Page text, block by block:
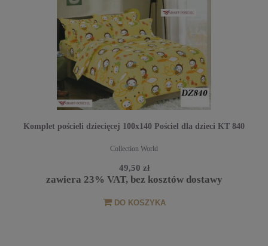
Komplet pościeli dziecięcej 100x140 Pościel dla dzieci KT 840
Collection World
49,50 zł
zawiera 23% VAT, bez kosztów dostawy
DO KOSZYKA